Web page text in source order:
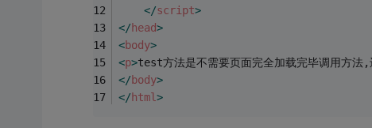
</script>
</head>
<body>
<p>test方法是不需要页面完全加载完毕调用方法,
</body>
</html>